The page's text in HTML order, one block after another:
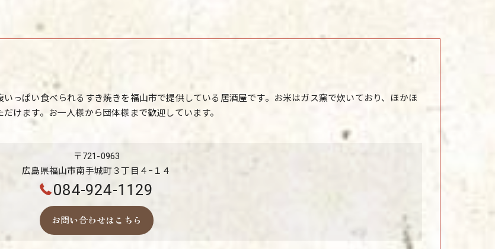
っぱい食べられるすき焼きを福山市で提供している居酒屋です。お米はガス窯で炊いており、ほかほ
けます。お一人様から団体様まで歓迎しています。
〒721-0963
広島県福山市南手城町３丁目４−１４
084-924-1129
お問い合わせはこちら